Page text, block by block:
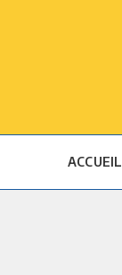
ACCUEIL